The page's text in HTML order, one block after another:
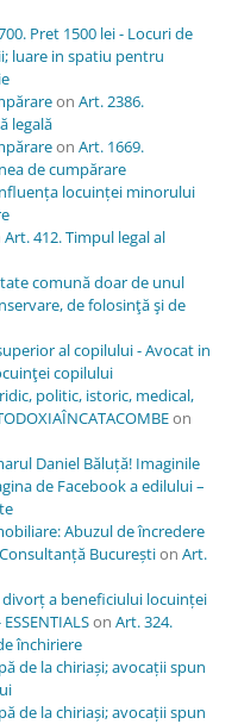
Pret 1500 lei - Locuri de
luare in spatiu pentru
on Art. 2386.
legală
on Art. 1669.
de cumpărare
locuinței minorului
Art. 412. Timpul legal al
comună doar de unul
de folosinţă şi de
al copilului - Avocat in
copilului
politic, istoric, medical,
on
Daniel Băluță! Imaginile
de Facebook a edilului –
Abuzul de încredere
Bucureștion Art.
a beneficiului locuinței
on Art. 324.
închiriere
de la chiriași; avocații spun
de la chiriași; avocații spun